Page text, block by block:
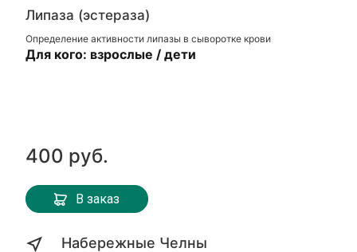
Липаза (эстераза)
Определение активности липазы в сыворотке крови
Для кого: взрослые / дети
400 руб.
В заказ
Набережные Челны